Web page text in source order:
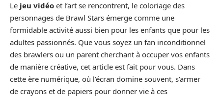
Le jeu vidéo et l’art se rencontrent, le coloriage des
personnages de Brawl Stars émerge comme une
formidable activité aussi bien pour les enfants que pour les
adultes passionnés. Que vous soyez un fan inconditionnel
des brawlers ou un parent cherchant à occuper vos enfants
de manière créative, cet article est fait pour vous. Dans
cette ère numérique, où l’écran domine souvent, s’armer
de crayons et de papiers pour donner vie à ces